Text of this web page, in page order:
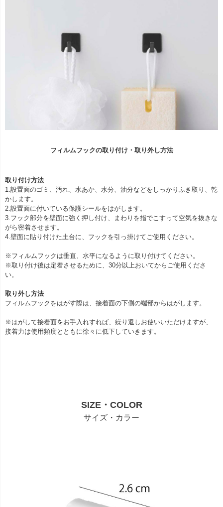
フィルムフックの取り付け・取り外し方法
取り付け方法
1.設置面のゴミ、汚れ、水あか、水分、油分などをしっかりふき取り、乾
かします。
2.設置面に付いている保護シールをはがします。
3.フック部分を壁面に強く押し付け、まわりを指でこすって空気を抜きな
がら密着させます。
4.壁面に貼り付けた土台に、フックを引っ掛けてご使用ください。
※フィルムフックは垂直、水平になるように取り付けてください。
※取り付け後は定着させるために、30分以上おいてからご使用くださ
い。
取り外し方法
フィルムフックをはがす際は、接着面の下側の端部からはがします。
※はがして接着面をお手入れすれば、繰り返しお使いいただけますが、
接着力は使用頻度とともに徐々に低下していきます。
SIZE・COLOR
サイズ・カラー